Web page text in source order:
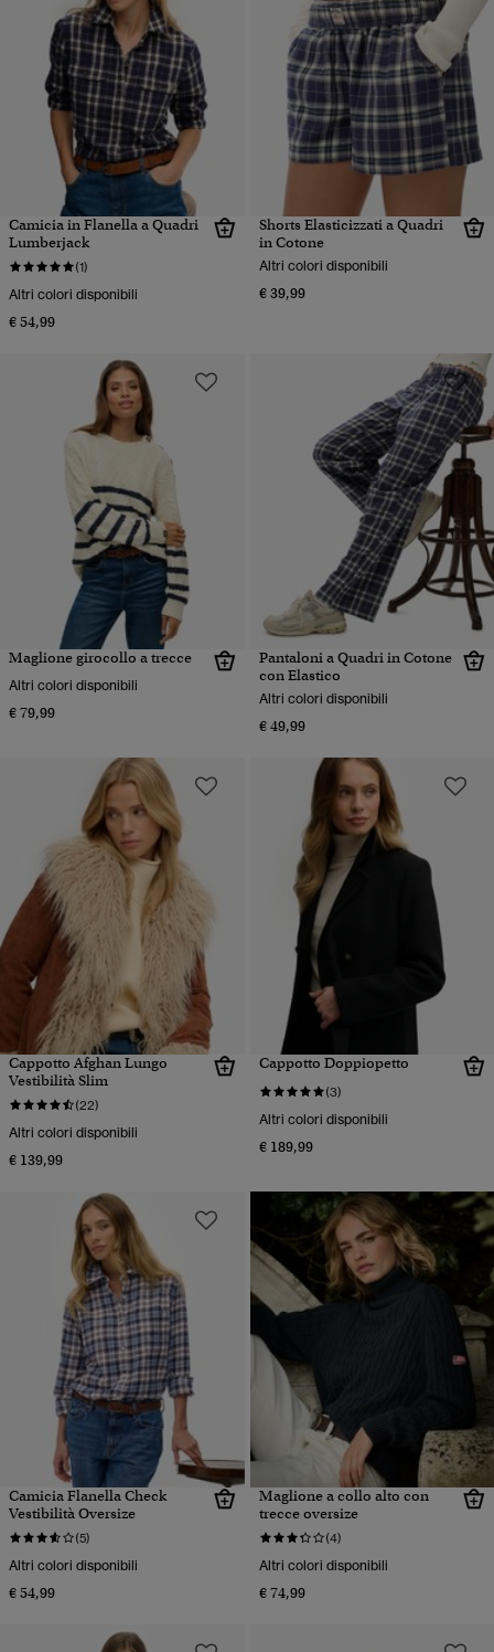
Camicia in Flanella a Quadri
Lumberjack
(1)
Altri colori disponibili
€ 54,99
Shorts Elasticizzati a Quadri
in Cotone
Altri colori disponibili
€ 39,99
Maglione girocollo a trecce
Altri colori disponibili
€ 79,99
Pantaloni a Quadri in Cotone
con Elastico
Altri colori disponibili
€ 49,99
Cappotto Afghan Lungo
Vestibilità Slim
(22)
Altri colori disponibili
€ 139,99
Cappotto Doppiopetto
(3)
Altri colori disponibili
€ 189,99
Camicia Flanella Check
Vestibilità Oversize
(5)
Altri colori disponibili
€ 54,99
Maglione a collo alto con
trecce oversize
(4)
Altri colori disponibili
€ 74,99